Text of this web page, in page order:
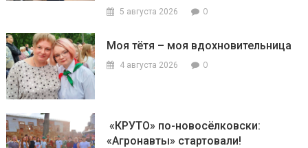
5 августа 2026 0
Моя тётя – моя вдохновительница
4 августа 2026 0
«КРУТО» по-новосёлковски:
«Агронавты» стартовали!